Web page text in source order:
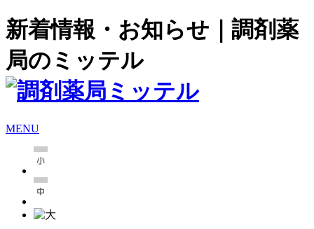
新着情報・お知らせ｜調剤薬
局のミッテル
MENU